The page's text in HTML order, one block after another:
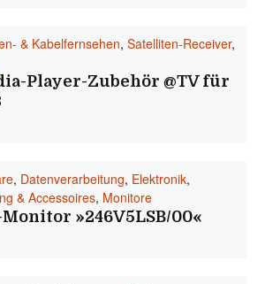
& Kabelfernsehen, Satelliten-Receiver,
Player-Zubehör @TV für
, Datenverarbeitung, Elektronik,
& Accessoires, Monitore
»246V5LSB/00«